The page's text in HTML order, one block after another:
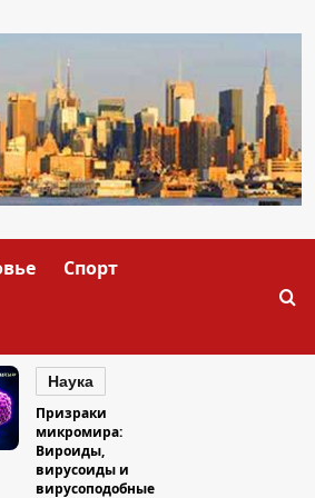
Спорт
Наука
Призраки
микромира:
Вироиды,
вирусоиды и
вирусоподобные